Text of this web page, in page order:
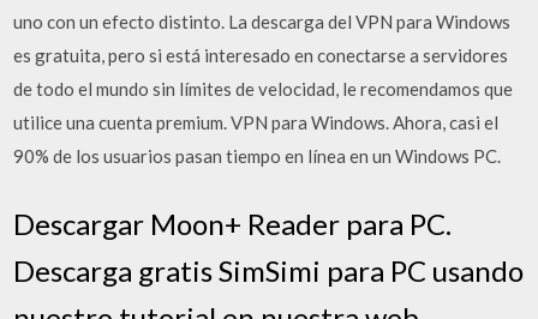
uno con un efecto distinto. La descarga del VPN para Windows
es gratuita, pero si está interesado en conectarse a servidores
de todo el mundo sin límites de velocidad, le recomendamos que
utilice una cuenta premium. VPN para Windows. Ahora, casi el
90% de los usuarios pasan tiempo en línea en un Windows PC.
Descargar Moon+ Reader para PC.
Descarga gratis SimSimi para PC usando